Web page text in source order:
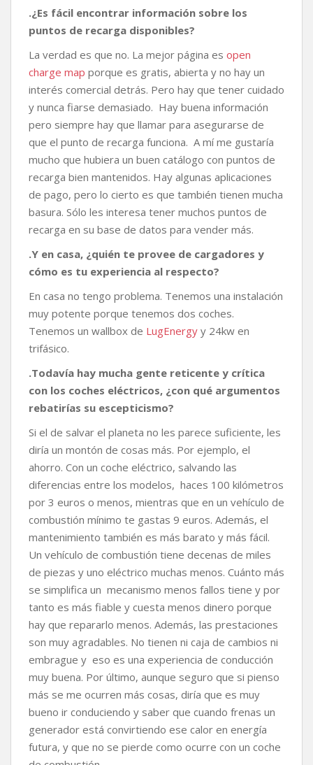
.¿Es fácil encontrar información sobre los
puntos de recarga disponibles?
La verdad es que no. La mejor página es open
charge map porque es gratis, abierta y no hay un
interés comercial detrás. Pero hay que tener cuidado
y nunca fiarse demasiado. Hay buena información
pero siempre hay que llamar para asegurarse de
que el punto de recarga funciona. A mí me gustaría
mucho que hubiera un buen catálogo con puntos de
recarga bien mantenidos. Hay algunas aplicaciones
de pago, pero lo cierto es que también tienen mucha
basura. Sólo les interesa tener muchos puntos de
recarga en su base de datos para vender más.
.Y en casa, ¿quién te provee de cargadores y
cómo es tu experiencia al respecto?
En casa no tengo problema. Tenemos una instalación
muy potente porque tenemos dos coches.
Tenemos un wallbox de LugEnergy y 24kw en
trifásico.
.Todavía hay mucha gente reticente y crítica
con los coches eléctricos, ¿con qué argumentos
rebatirías su escepticismo?
Si el de salvar el planeta no les parece suficiente, les
diría un montón de cosas más. Por ejemplo, el
ahorro. Con un coche eléctrico, salvando las
diferencias entre los modelos, haces 100 kilómetros
por 3 euros o menos, mientras que en un vehículo de
combustión mínimo te gastas 9 euros. Además, el
mantenimiento también es más barato y más fácil.
Un vehículo de combustión tiene decenas de miles
de piezas y uno eléctrico muchas menos. Cuánto más
se simplifica un mecanismo menos fallos tiene y por
tanto es más fiable y cuesta menos dinero porque
hay que repararlo menos. Además, las prestaciones
son muy agradables. No tienen ni caja de cambios ni
embrague y eso es una experiencia de conducción
muy buena. Por último, aunque seguro que si pienso
más se me ocurren más cosas, diría que es muy
bueno ir conduciendo y saber que cuando frenas un
generador está convirtiendo ese calor en energía
futura, y que no se pierde como ocurre con un coche